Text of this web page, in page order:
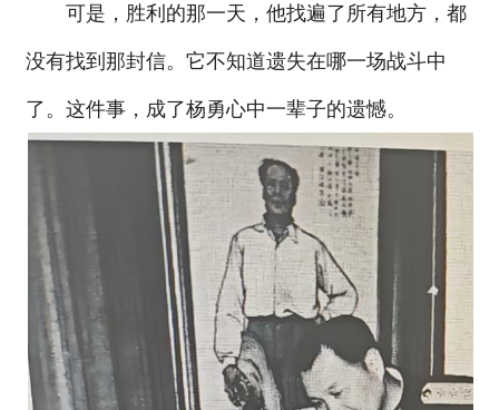
可是，胜利的那一天，他找遍了所有地方，都
没有找到那封信。它不知道遗失在哪一场战斗中
了。这件事，成了杨勇心中一辈子的遗憾。